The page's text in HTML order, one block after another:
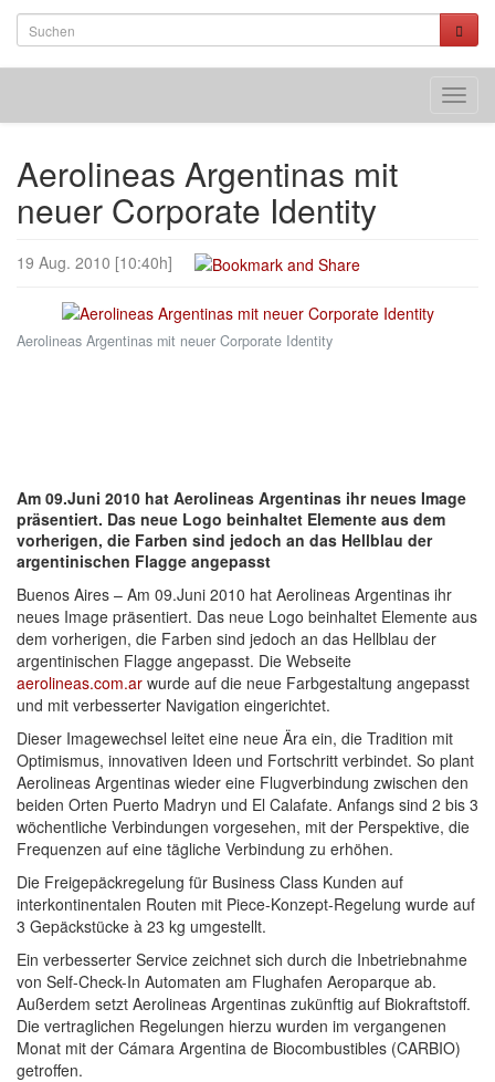
Aerolineas Argentinas mit
neuer Corporate Identity
19 Aug. 2010 [10:40h]
Aerolineas Argentinas mit neuer Corporate Identity
Am 09.Juni 2010 hat Aerolineas Argentinas ihr neues Image
präsentiert. Das neue Logo beinhaltet Elemente aus dem
vorherigen, die Farben sind jedoch an das Hellblau der
argentinischen Flagge angepasst
Buenos Aires – Am 09.Juni 2010 hat Aerolineas Argentinas ihr
neues Image präsentiert. Das neue Logo beinhaltet Elemente aus
dem vorherigen, die Farben sind jedoch an das Hellblau der
argentinischen Flagge angepasst. Die Webseite
aerolineas.com.ar wurde auf die neue Farbgestaltung angepasst
und mit verbesserter Navigation eingerichtet.
Dieser Imagewechsel leitet eine neue Ära ein, die Tradition mit
Optimismus, innovativen Ideen und Fortschritt verbindet. So plant
Aerolineas Argentinas wieder eine Flugverbindung zwischen den
beiden Orten Puerto Madryn und El Calafate. Anfangs sind 2 bis 3
wöchentliche Verbindungen vorgesehen, mit der Perspektive, die
Frequenzen auf eine tägliche Verbindung zu erhöhen.
Die Freigepäckregelung für Business Class Kunden auf
interkontinentalen Routen mit Piece-Konzept-Regelung wurde auf
3 Gepäckstücke à 23 kg umgestellt.
Ein verbesserter Service zeichnet sich durch die Inbetriebnahme
von Self-Check-In Automaten am Flughafen Aeroparque ab.
Außerdem setzt Aerolineas Argentinas zukünftig auf Biokraftstoff.
Die vertraglichen Regelungen hierzu wurden im vergangenen
Monat mit der Cámara Argentina de Biocombustibles (CARBIO)
getroffen.